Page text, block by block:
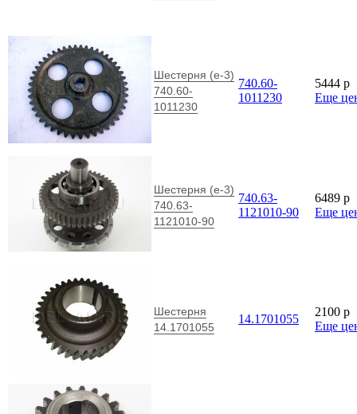
Шестерня (е-3)
740.60-
1011230
740.60-
1011230
5444 p
Еще
Шестерня (е-3)
740.63-
1121010-90
740.63-
1121010-90
6489 p
Еще
Шестерня
14.1701055
14.1701055
2100 p
Еще